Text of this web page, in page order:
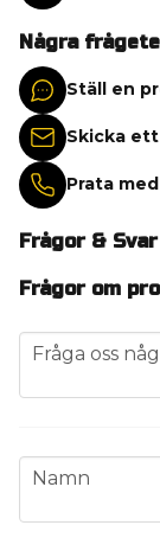
Några
Ställ en
Skicka ett
Prata
Frågor & Svar
Frågor om
question
Fråga oss
name
Namn